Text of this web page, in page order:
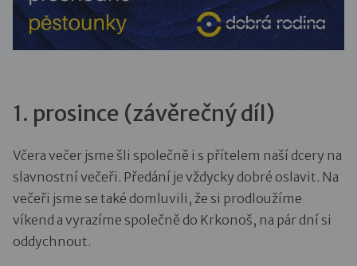
1. prosince (závěrečný díl)
Včera večer jsme šli společně i s přítelem naší dcery na
slavnostní večeři. Předání je vždycky dobré oslavit. Na
večeři jsme se také domluvili, že si prodloužíme
víkend a vyrazíme společně do Krkonoš, na pár dní si
oddychnout.